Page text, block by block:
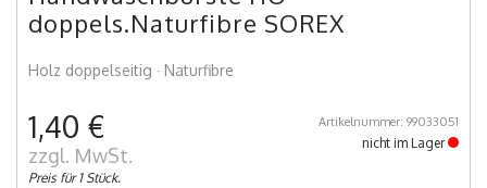
doppels.Naturfibre SOREX
Holz doppelseitig · Naturfibre
1,40 €
zzgl. MwSt.
Preis für 1 Stück.
Artikelnummer: 99033051
nicht im Lager